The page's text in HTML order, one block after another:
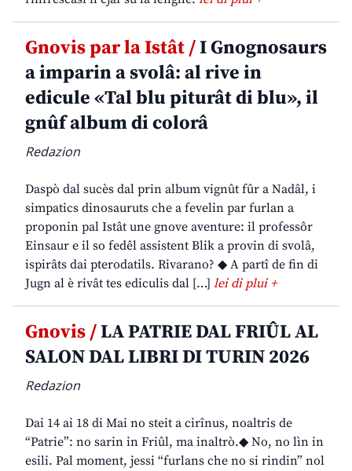
Gnovis par la Istât /I Gnognosaurs
a imparin a svolâ: al rive in
edicule «Tal blu piturât di blu», il
gnûf album di colorâ
Redazion
Daspò dal sucès dal prin album vignût fûr a Nadâl, i
simpatics dinosauruts che a fevelin par furlan a
proponin pal Istât une gnove aventure: il professôr
Einsaur e il so fedêl assistent Blik a provin di svolâ,
ispirâts dai pterodatils. Rivarano? ◆ A partî de fin di
Jugn al è rivât tes ediculis dal […] lei di plui +
Gnovis /LA PATRIE DAL FRIÛL AL
SALON DAL LIBRI DI TURIN 2026
Redazion
Dai 14 ai 18 di Mai no steit a cirînus, noaltris de
“Patrie”: no sarin in Friûl, ma inaltrò.◆ No, no lìn in
esili. Pal moment, jessi “furlans che no si rindin” nol